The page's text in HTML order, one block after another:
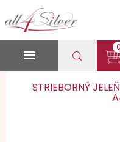

0
STRIEBORNÝ